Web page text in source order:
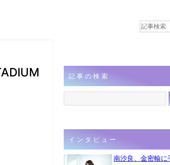
音楽
連載
フォ
記事の検索
インタビュー
南沙良、金密輸に